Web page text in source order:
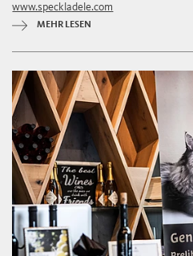
www.speckladele.com
MEHR LESEN